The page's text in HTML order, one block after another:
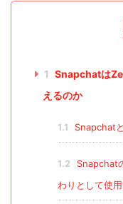
1 Snapchatは
えるのか
1.1 Snapchat
1.2
Snapchat
わりとして使